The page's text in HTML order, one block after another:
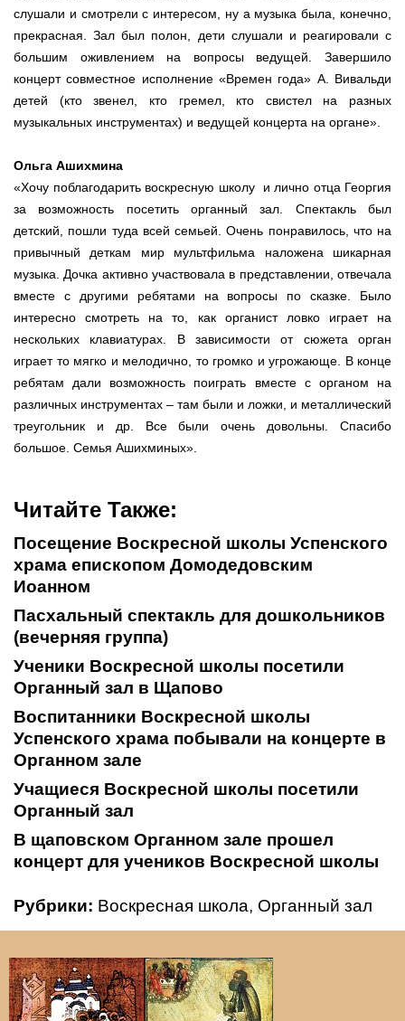
слушали и смотрели с интересом, ну а музыка была, конечно,
прекрасная. Зал был полон, дети слушали и реагировали с
большим оживлением на вопросы ведущей. Завершило
концерт совместное исполнение «Времен года» А. Вивальди
детей (кто звенел, кто гремел, кто свистел на разных
музыкальных инструментах) и ведущей концерта на органе».
Ольга Ашихмина
«Хочу поблагодарить воскресную школу и лично отца Георгия
за возможность посетить органный зал. Спектакль был
детский, пошли туда всей семьей. Очень понравилось, что на
привычный деткам мир мультфильма наложена шикарная
музыка. Дочка активно участвовала в представлении, отвечала
вместе с другими ребятами на вопросы по сказке. Было
интересно смотреть на то, как органист ловко играет на
нескольких клавиатурах. В зависимости от сюжета орган
играет то мягко и мелодично, то громко и угрожающе. В конце
ребятам дали возможность поиграть вместе с органом на
различных инструментах – там были и ложки, и металлический
треугольник и др. Все были очень довольны. Спасибо
большое. Семья Ашихминых».
Читайте Также:
Посещение Воскресной школы Успенского
храма епископом Домодедовским
Иоанном
Пасхальный спектакль для дошкольников
(вечерняя группа)
Ученики Воскресной школы посетили
Органный зал в Щапово
Воспитанники Воскресной школы
Успенского храма побывали на концерте в
Органном зале
Учащиеся Воскресной школы посетили
Органный зал
В щаповском Органном зале прошел
концерт для учеников Воскресной школы
Рубрики: Воскресная школа, Органный зал